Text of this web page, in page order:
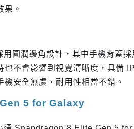
果。
圓潤邊角設計，其中手機背蓋
也不會影響到視覺清晰度，具備
安全無虞，耐用性相當不錯。
5 for Galaxy